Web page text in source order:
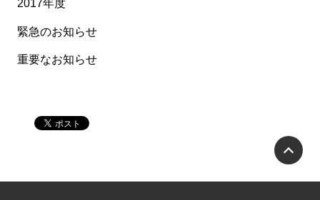
2017年度
緊急のお知らせ
重要なお知らせ